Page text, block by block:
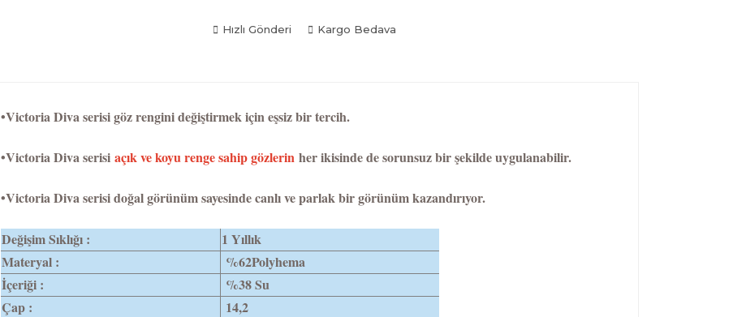
Hızlı Gönderi Kargo Bedava
•Victoria Diva serisi göz rengini değiştirmek için eşsiz bir tercih.
•Victoria Diva serisi açık ve koyu renge sahip gözlerin her ikisinde de sorunsuz bir şekilde uygulanabilir.
•Victoria Diva serisi doğal görünüm sayesinde canlı ve parlak bir görünüm kazandırıyor.
Değişim Sıklığı :
1 Yıllık
Materyal :
%62Polyhema
İçeriği :
%38 Su
Çap :
14,2